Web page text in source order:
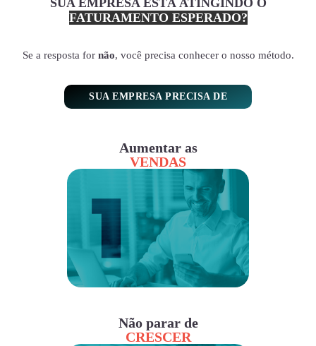
SUA EMPRESA ESTÁ ATINGINDO O
FATURAMENTO ESPERADO?
Se a resposta for não, você precisa conhecer o nosso método.
SUA EMPRESA PRECISA DE
Aumentar as
VENDAS
Não parar de
CRESCER